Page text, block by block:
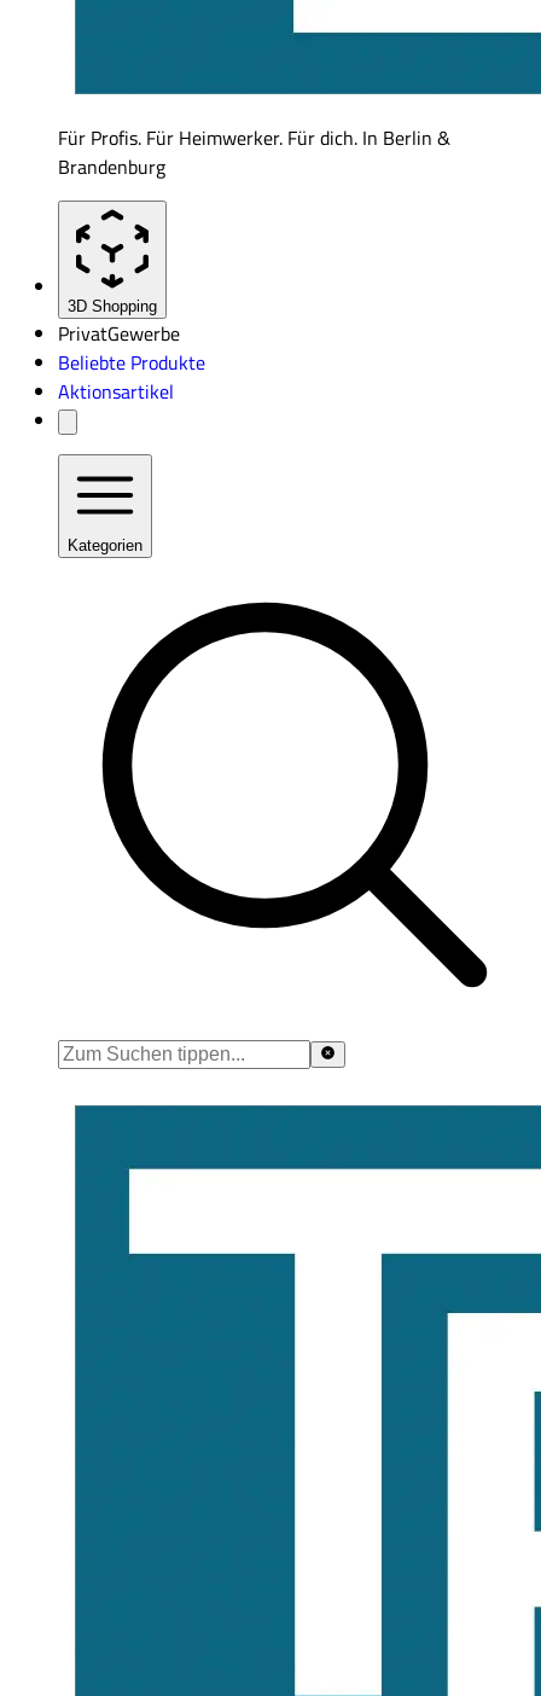
Für Profis. Für Heimwerker. Für dich. In Berlin &
Brandenburg
3D Shopping
PrivatGewerbe
Beliebte Produkte
Aktionsartikel
Kategorien